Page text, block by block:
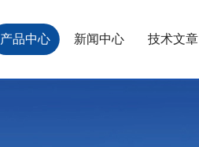
产品中心 新闻中心 技术文章